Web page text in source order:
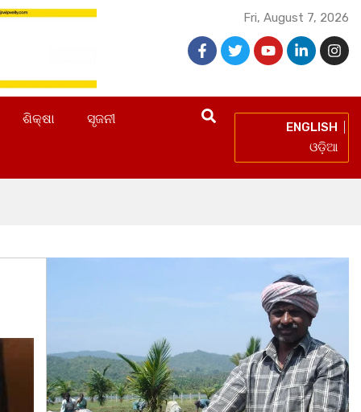
Fri, August 7, 2026
ଶିକ୍ଷା ସୃଜନୀ
ENGLISH
ଓଡ଼ିଆ